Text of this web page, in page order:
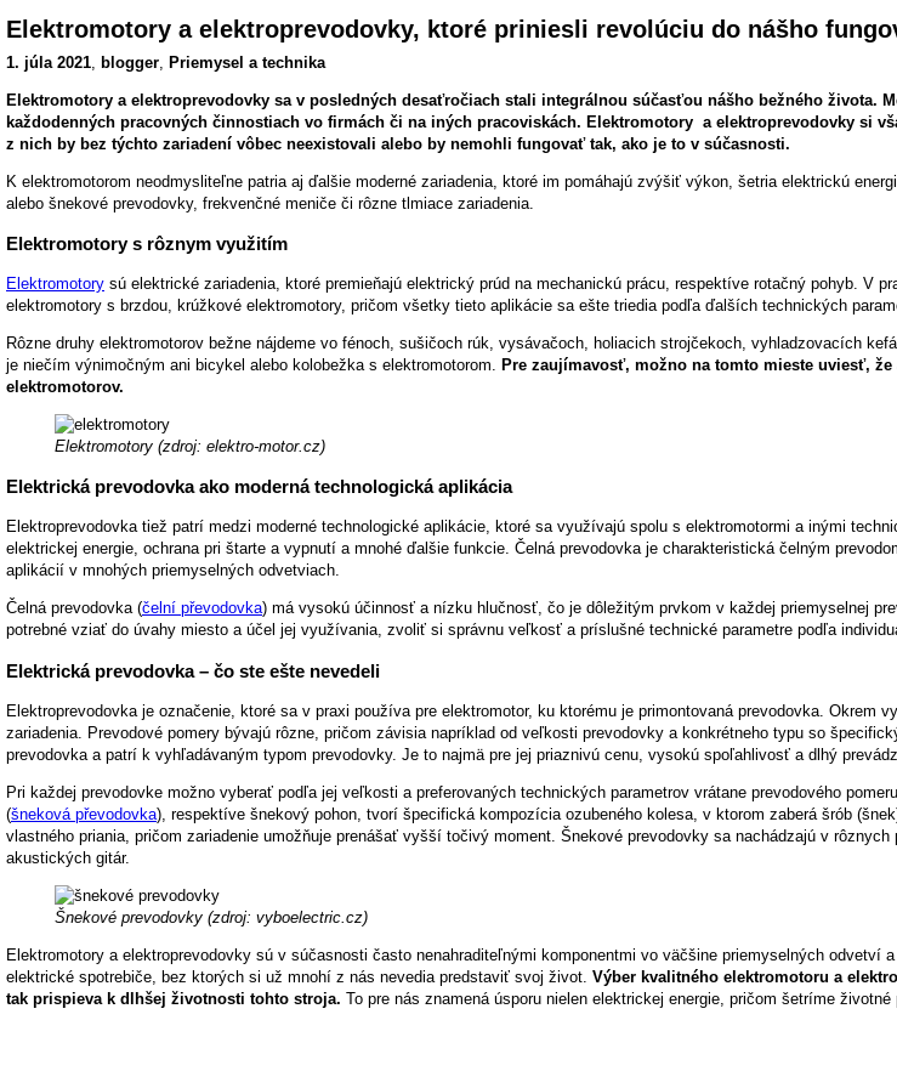
Elektromotory a elektroprevodovky, ktoré priniesli revolúciu do nášho
1. júla 2021 blogger Priemysel a technika
Elektromotory a elektroprevodovky sa v posledných desaťročiach stali integrálnou súčasťou nášho bežného života.
každodenných pracovných činnostiach vo firmách či na iných pracoviskách. Elektromotory a elektroprevodovky si
z nich by bez týchto zariadení vôbec neexistovali alebo by nemohli fungovať tak, ako je to v súčasnosti.
K elektromotorom neodmysliteľne patria aj ďalšie moderné zariadenia, ktoré im pomáhajú zvýšiť výkon, šetria elektrickú
alebo šnekové prevodovky, frekvenčné meniče či rôzne tlmiace zariadenia.
Elektromotory s rôznym využitím
Elektromotory sú elektrické zariadenia, ktoré premieňajú elektrický prúd na mechanickú prácu, respektíve rotačný pohyb. V
elektromotory s brzdou, krúžkové elektromotory, pričom všetky tieto aplikácie sa ešte triedia podľa ďalších technických
Rôzne druhy elektromotorov bežne nájdeme vo fénoch, sušičoch rúk, vysávačoch, holiacich strojčekoch, vyhladzovacích
je niečím výnimočným ani bicykel alebo kolobežka s elektromotorom.
Pre zaujímavosť, možno na tomto mieste uviesť,
elektromotorov.
Elektromotory (zdroj: elektro-motor.cz)
Elektrická prevodovkaako moderná technologická aplikácia
Elektroprevodovka tiež patrí medzi moderné technologické aplikácie, ktoré sa využívajú spolu s elektromotormi a inými
elektrickej energie, ochrana pri štarte a vypnutí a mnohé ďalšie funkcie. Čelná prevodovka je charakteristická čelným
aplikácií v mnohých priemyselných odvetviach.
Čelná prevodovka (čelní převodovka) má vysokú účinnosť a nízku hlučnosť, čo je dôležitým prvkom v každej priemyselnej
potrebné vziať do úvahy miesto a účel jej využívania, zvoliť si správnu veľkosť a príslušné technické parametre podľa
Elektrická prevodovka – čo ste ešte nevedeli
Elektroprevodovka je označenie, ktoré sa v praxi používa pre elektromotor, ku ktorému je primontovaná prevodovka.
zariadenia. Prevodové pomery bývajú rôzne, pričom závisia napríklad od veľkosti prevodovky a konkrétneho typu so
prevodovka a patrí k vyhľadávaným typom prevodovky. Je to najmä pre jej priaznivú cenu, vysokú spoľahlivosť a dlhý
Pri každej prevodovke možno vyberať podľa jej veľkosti a preferovaných technických parametrov vrátane prevodového
(šneková převodovka), respektíve šnekový pohon, tvorí špecifická kompozícia ozubeného kolesa, v ktorom zaberá šrób
vlastného priania, pričom zariadenie umožňuje prenášať vyšší točivý moment. Šnekové prevodovky sa nachádzajú v
akustických gitár.
Šnekové prevodovky (zdroj: vyboelectric.cz)
Elektromotory a elektroprevodovky sú v súčasnosti často nenahraditeľnými komponentmi vo väčšine priemyselných
elektrické spotrebiče, bez ktorých si už mnohí z nás nevedia predstaviť svoj život. Výber kvalitného elektromotoru a
tak prispieva k dlhšej životnosti tohto stroja. To pre nás znamená úsporu nielen elektrickej energie, pričom šetríme